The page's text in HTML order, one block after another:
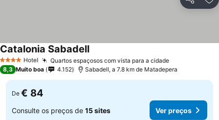
Partilhar
4 EstrelasHotel Quartos espaçosos com vista para a cidade
Catalonia Sabadell
8,3 Muito boa 4.152 Sabadell, a 7.8 km de Matadepera
De € 84
Consulte os preços de 15 sites Ver preços